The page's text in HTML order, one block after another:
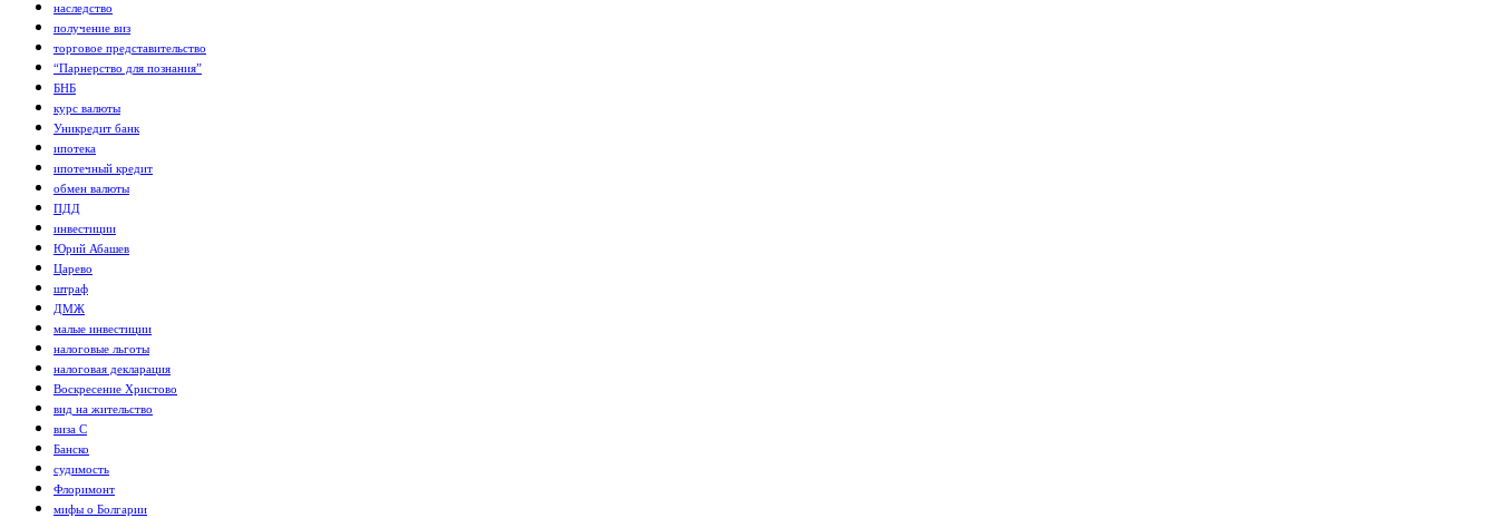
наследство
получение виз
торговое представительство
“Парнерство для познания”
БНБ
курс валюты
Уникредит банк
ипотека
ипотечный кредит
обмен валюты
ПДД
инвестиции
Юрий Абашев
Царево
штраф
ДМЖ
малые инвестиции
налоговые льготы
налоговая декларация
Воскресение Христово
вид на жительство
виза C
Банско
судимость
Флоримонт
мифы о Болгарии